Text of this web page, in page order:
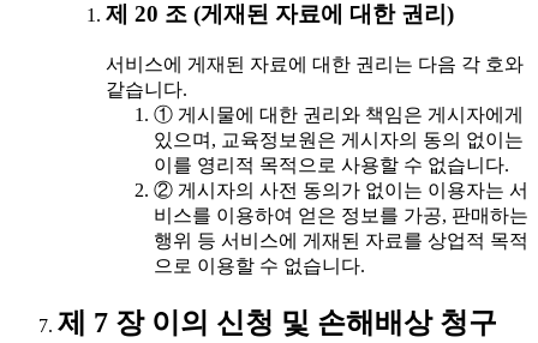
제 20 조 (게재된 자료에 대한 권리)
서비스에 게재된 자료에 대한 권리는 다음 각 호와
같습니다.
① 게시물에 대한 권리와 책임은 게시자에게
있으며, 교육정보원은 게시자의 동의 없이는
이를 영리적 목적으로 사용할 수 없습니다.
② 게시자의 사전 동의가 없이는 이용자는 서
비스를 이용하여 얻은 정보를 가공, 판매하는
행위 등 서비스에 게재된 자료를 상업적 목적
으로 이용할 수 없습니다.
제 7 장 이의 신청 및 손해배상 청구